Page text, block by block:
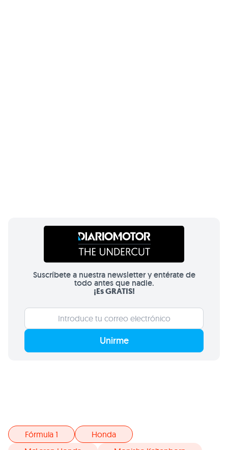
Suscríbete a nuestra newsletter y entérate de
todo antes que nadie.
¡Es GRATIS!
Unirme
Fórmula 1
Honda